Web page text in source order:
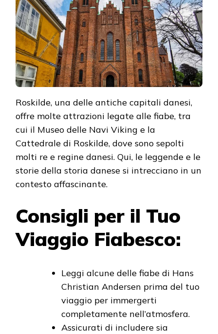
Roskilde, una delle antiche capitali danesi,
offre molte attrazioni legate alle fiabe, tra
cui il Museo delle Navi Viking e la
Cattedrale di Roskilde, dove sono sepolti
molti re e regine danesi. Qui, le leggende e le
storie della storia danese si intrecciano in un
contesto affascinante.
Consigli per il Tuo
Viaggio Fiabesco:
Leggi alcune delle fiabe di Hans
Christian Andersen prima del tuo
viaggio per immergerti
completamente nell’atmosfera.
Assicurati di includere sia